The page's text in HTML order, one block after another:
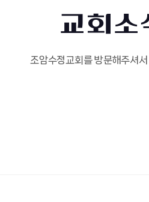
교회소
조암수정교회를 방문해주셔서